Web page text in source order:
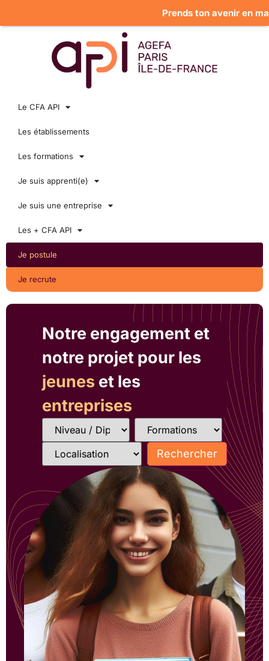
Le CFA API
Les établissements
Les formations
Je suis apprenti(e)
Je suis une entreprise
Les + CFA API
Je postule
Je recrute
Notre engagement et
notre projet pour les
jeunes et les
entreprises
Prends ton avenir en